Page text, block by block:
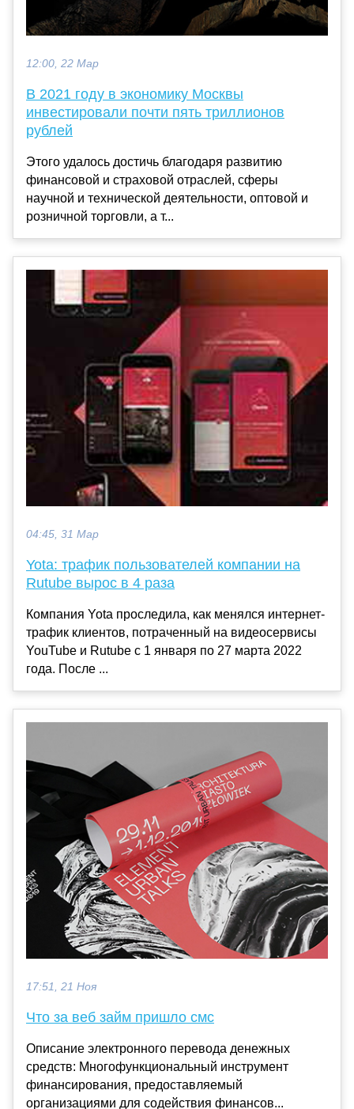
12:00, 22 Мар
В 2021 году в экономику Москвы
инвестировали почти пять триллионов
рублей
Этого удалось достичь благодаря развитию
финансовой и страховой отраслей, сферы
научной и технической деятельности, оптовой и
розничной торговли, а т...
04:45, 31 Мар
Yota: трафик пользователей компании на
Rutube вырос в 4 раза
Компания Yota проследила, как менялся интернет-
трафик клиентов, потраченный на видеосервисы
YouTube и Rutube с 1 января по 27 марта 2022
года. После ...
17:51, 21 Ноя
Что за веб займ пришло смс
Описание электронного перевода денежных
средств: Многофункциональный инструмент
финансирования, предоставляемый
организациями для содействия финансов...